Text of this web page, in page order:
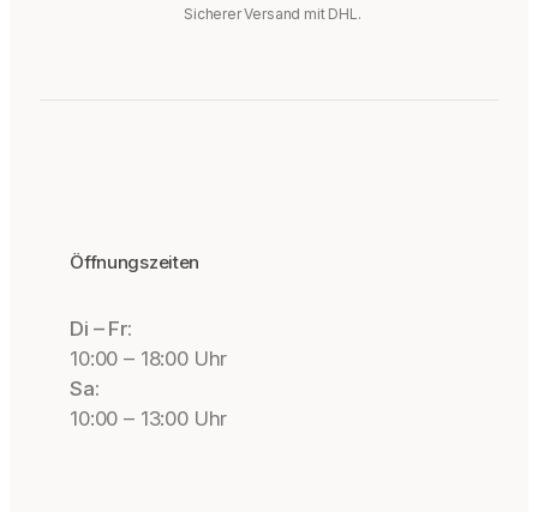
Sicherer Versand mit DHL.
Öffnungszeiten
Di – Fr:
10:00 – 18:00 Uhr
Sa:
10:00 – 13:00 Uhr